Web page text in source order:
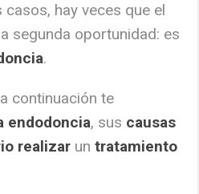
hay veces que el
segunda oportunidad: es
.
continuación te
endodoncia, sus causas
realizar un tratamiento